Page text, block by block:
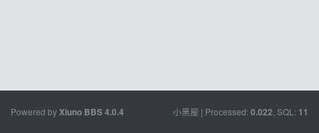
Powered byXiuno BBS4.0.4 小黑屋 | Processed: 0.022 , SQL: 11